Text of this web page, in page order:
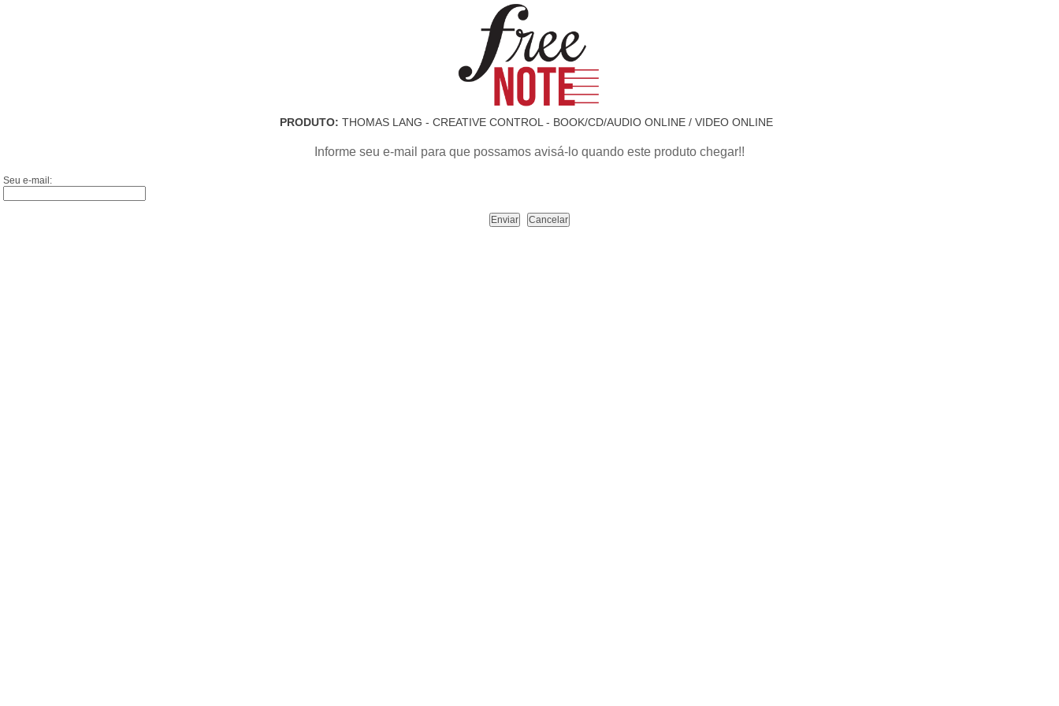
PRODUTO: THOMAS LANG - CREATIVE CONTROL - BOOK/CD/AUDIO ONLINE / VIDEO ONLINE
Informe seu e-mail para que possamos avisá-lo quando este produto chegar!!
Seu e-mail: